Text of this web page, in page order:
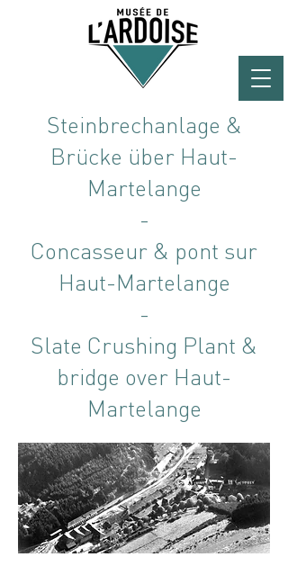
Steinbrechanlage &
Brücke über Haut-
Martelange
-
Concasseur & pont sur
Haut-Martelange
-
Slate Crushing Plant &
bridge over Haut-
Martelange